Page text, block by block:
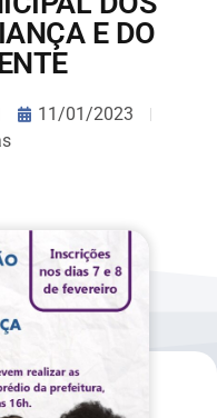
E DO
11/01/2023